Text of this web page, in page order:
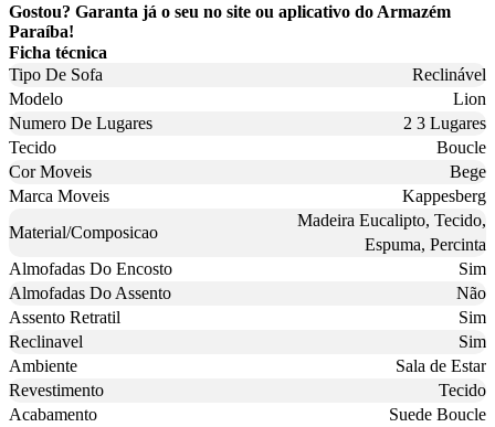
Gostou? Garanta já o seu no site ou aplicativo do Armazém
Paraíba!
Ficha técnica
Tipo De Sofa
Reclinável
Modelo
Lion
Numero De Lugares
2 3 Lugares
Tecido
Boucle
Cor Moveis
Bege
Marca Moveis
Kappesberg
Material/Composicao
Madeira Eucalipto, Tecido,
Espuma, Percinta
Almofadas Do Encosto
Sim
Almofadas Do Assento
Não
Assento Retratil
Sim
Reclinavel
Sim
Ambiente
Sala de Estar
Revestimento
Tecido
Acabamento
Suede Boucle